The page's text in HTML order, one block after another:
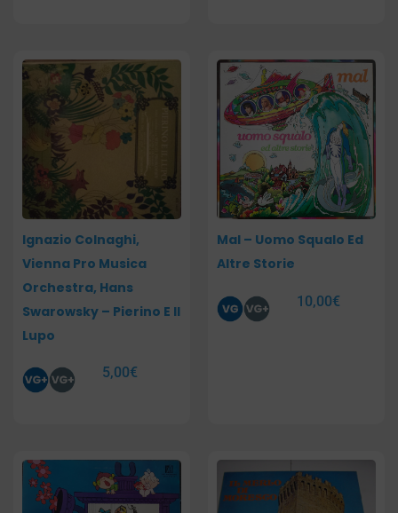
Ignazio Colnaghi,
Vienna Pro Musica
Orchestra, Hans
Swarowsky – Pierino E Il
Lupo
5,00€
Mal – Uomo Squalo Ed
Altre Storie
10,00€